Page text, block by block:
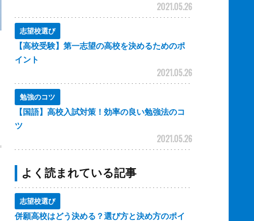
2021.05.26
志望校選び
【高校受験】第一志望の高校を決めるためのポ
イント
2021.05.26
勉強のコツ
【国語】高校入試対策！効率の良い勉強法のコ
ツ
2021.05.26
よく読まれている記事
志望校選び
併願高校はどう決める？選び方と決め方のポイ